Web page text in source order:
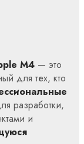
M4 — это
для тех, кто
разработки,
и